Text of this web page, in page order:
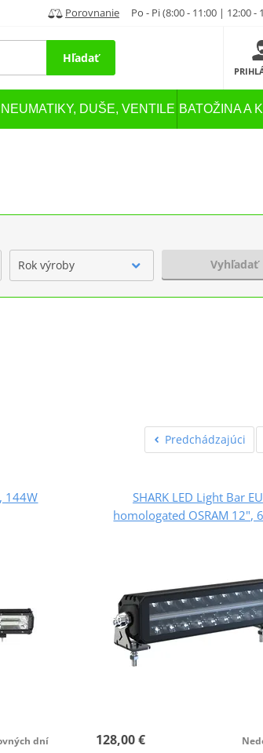
Porovnanie Po - Pi (8:00 - 11:00 | 12:00 -
Hľadať
DUŠE, VENTILE BATOŽINA A
Rok výroby Vyhľadať
Predchádzajúci
144W
dní
SHARK LED Light Bar EU
homologated OSRAM 12",
128,00 €